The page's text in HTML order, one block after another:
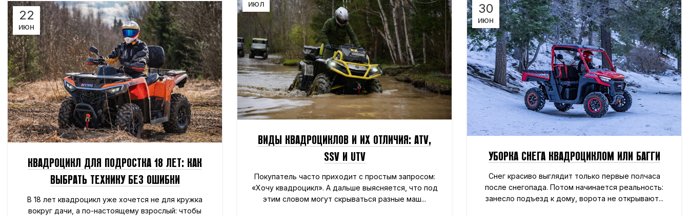
ИЮЛ
ВИДЫ КВАДРОЦИКЛОВ И ИХ ОТЛИЧИЯ: ATV,
SSV И UTV
Покупатель часто приходит с простым запросом:
«Хочу квадроцикл». А дальше выясняется, что под
этим словом могут скрываться разные маш...
30
ИЮН
УБОРКА СНЕГА КВАДРОЦИКЛОМ ИЛИ БАГГИ
Снег красиво выглядит только первые полчаса
после снегопада. Потом начинается реальность:
занесло подъезд к дому, ворота не открывают...
22
ИЮН
КВАДРОЦИКЛ ДЛЯ ПОДРОСТКА 18 ЛЕТ: КАК
ВЫБРАТЬ ТЕХНИКУ БЕЗ ОШИБКИ
В 18 лет квадроцикл уже хочется не для кружка
вокруг дачи, а по-настоящему взрослый: чтобы